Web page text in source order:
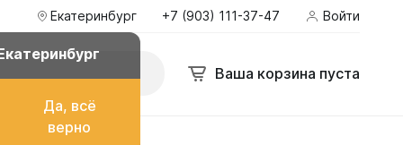
Екатеринбург
Да, всё
верно
+7 (903) 111-37-47 Войти
Ваша корзина пуста